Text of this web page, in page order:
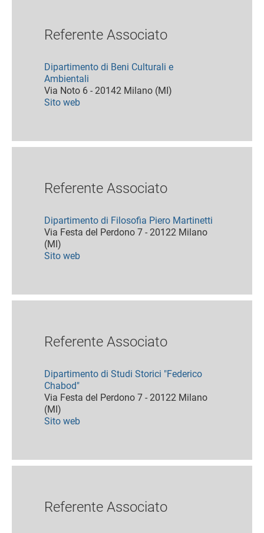
Referente Associato
Dipartimento di Beni Culturali e
Ambientali
Via Noto 6 - 20142 Milano (MI)
Sito web
Referente Associato
Dipartimento di Filosofia Piero Martinetti
Via Festa del Perdono 7 - 20122 Milano
(MI)
Sito web
Referente Associato
Dipartimento di Studi Storici "Federico
Chabod"
Via Festa del Perdono 7 - 20122 Milano
(MI)
Sito web
Referente Associato